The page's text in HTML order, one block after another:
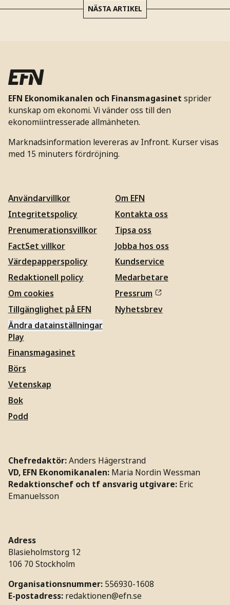
NÄSTA ARTIKEL
EFN Ekonomikanalen och Finansmagasinet sprider
kunskap om ekonomi. Vi vänder oss till den
ekonomiintresserade allmänheten.
Marknadsinformation levereras av Infront. Kurser visas
med 15 minuters fördröjning.
Användarvillkor
Integritetspolicy
Prenumerationsvillkor
FactSet villkor
Värdepapperspolicy
Redaktionell policy
Om cookies
Tillgänglighet på EFN
Ändra datainställningar
Om EFN
Kontakta oss
Tipsa oss
Jobba hos oss
Kundservice
Medarbetare
Pressrum
Nyhetsbrev
Play
Finansmagasinet
Börs
Vetenskap
Bok
Podd
Chefredaktör:Anders Hägerstrand
VD, EFN Ekonomikanalen: Maria Nordin Wessman
Redaktionschef och tf ansvarig utgivare: Eric
Emanuelsson
Adress
Blasieholmstorg 12
106 70 Stockholm
Organisationsnummer: 556930-1608
E-postadress: redaktionen@efn.se